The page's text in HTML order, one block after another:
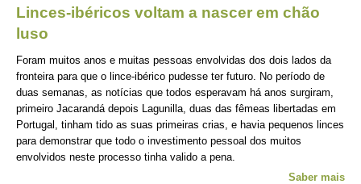
Linces-ibéricos voltam a nascer em chão
luso
Foram muitos anos e muitas pessoas envolvidas dos dois lados da
fronteira para que o lince-ibérico pudesse ter futuro. No período de
duas semanas, as notícias que todos esperavam há anos surgiram,
primeiro Jacarandá depois Lagunilla, duas das fêmeas libertadas em
Portugal, tinham tido as suas primeiras crias, e havia pequenos linces
para demonstrar que todo o investimento pessoal dos muitos
envolvidos neste processo tinha valido a pena.
Saber mais